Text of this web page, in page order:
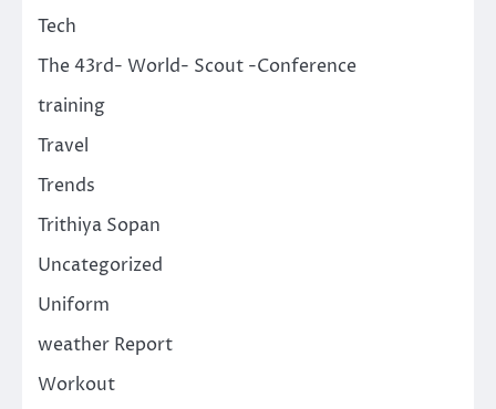
Tech
The 43rd- World- Scout -Conference
training
Travel
Trends
Trithiya Sopan
Uncategorized
Uniform
weather Report
Workout